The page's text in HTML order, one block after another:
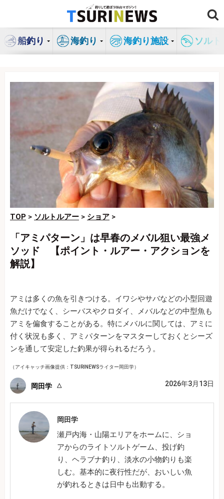
ン
船釣り 海釣り 海釣り施設 ソル
TOP > ソルトルアー > ショア >
「アミパターン」は早春のメバル狙い最強メ
ソッド 【ポイント・ルアー・アクションを
解説】
アミは多くの魚を引きつける。イワシやサバなどの小型回遊
魚だけでなく、シーバスやクロダイ、メバルなどの中型魚も
アミを偏食することがある。特にメバルに関しては、アミに
付く状況も多く、アミパターンをマスターしておくとシーズ
ンを通して安定した釣果が得られるだろう。
（アイキャッチ画像提供：TSURINEWSライター岡田学）
岡田学 2026年3月13日
岡田学
瀬戸内海・山陽エリアをホームに、ショ
アからのライトソルトゲーム、投げ釣
り、ヘラブナ釣り、淡水の小物釣りも楽
しむ。基本的に夜行性だが、おいしい魚
が釣れるときは日中も出動する。